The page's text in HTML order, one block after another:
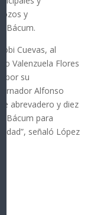
y
Bácum.
Cuevas, al
Valenzuela Flores
por su
Alfonso
abrevadero y diez
Bácum para
señaló López